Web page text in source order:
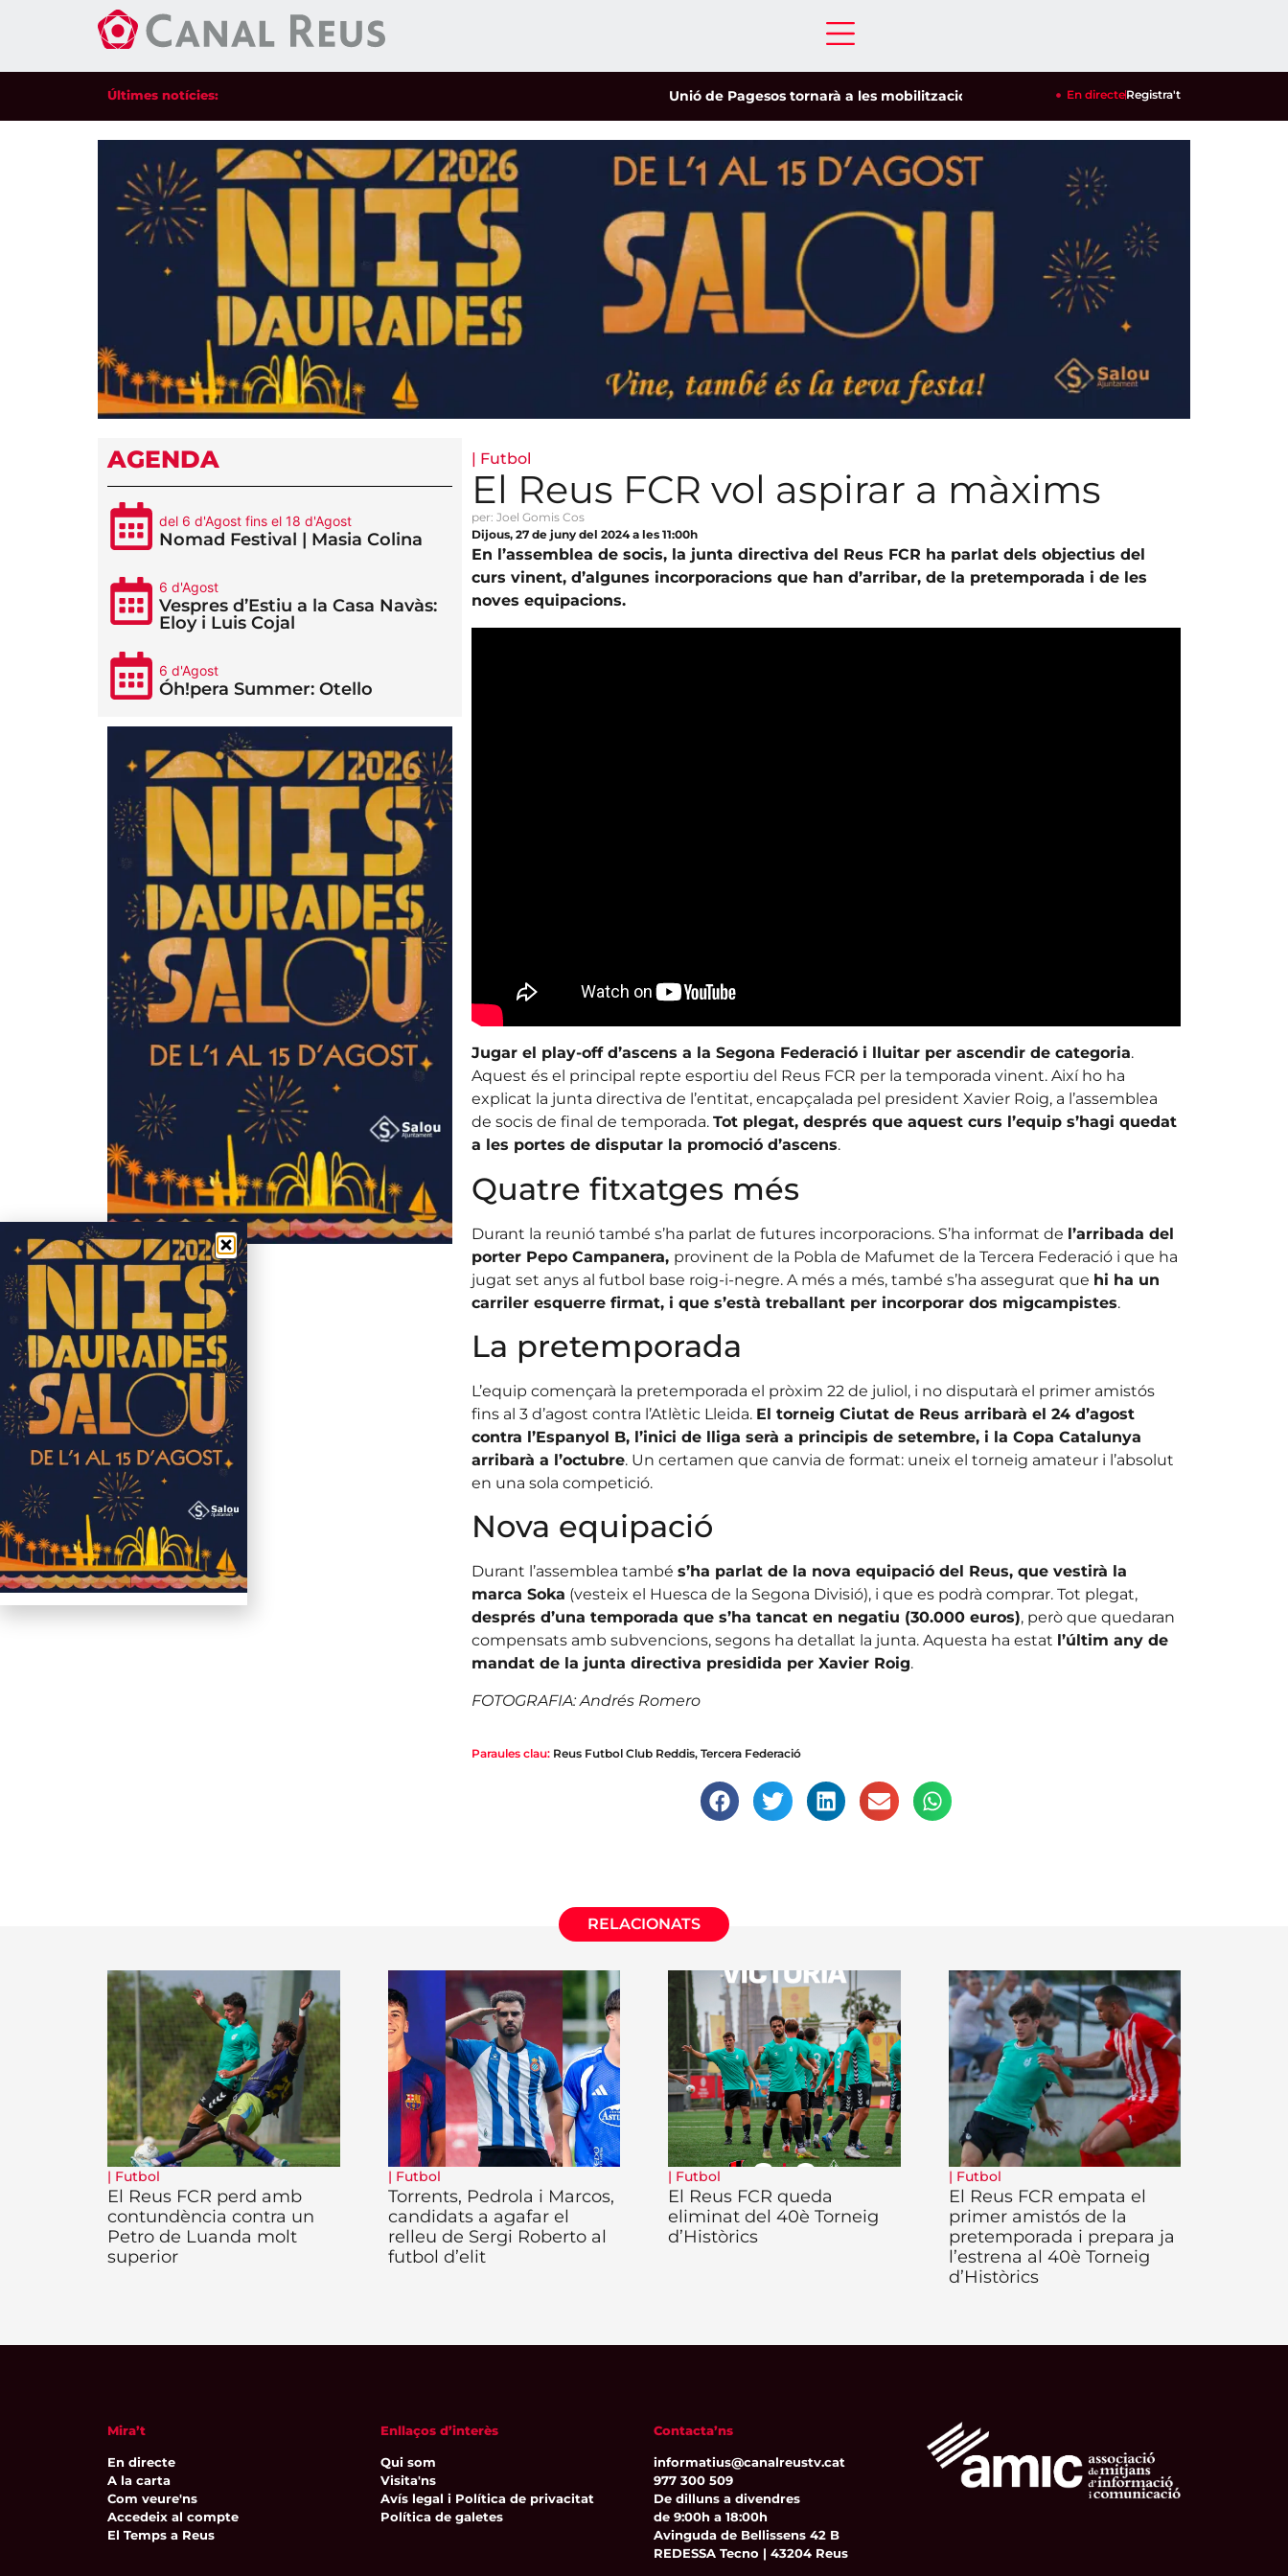
Últimes notícies: Unió de Pagesos tornarà a les mobilitzacions per defensar els cultius de la garrofa i l'ametlla
En directeRegistra't
AGENDA
del 6 d'Agost fins el 18 d'Agost
Nomad Festival | Masia Colina
6 d'Agost
Vespres d’Estiu a la Casa Navàs:
Eloy i Luis Cojal
6 d'Agost
Óh!pera Summer: Otello
| Futbol
El Reus FCR vol aspirar a màxims
per: Joel Gomis Cos
Dijous, 27 de juny del 2024 a les 11:00h
En l’assemblea de socis, la junta directiva del Reus FCR ha parlat dels objectius del
curs vinent, d’algunes incorporacions que han d’arribar, de la pretemporada i de les
noves equipacions.
Jugar el play-off d’ascens a la Segona Federació i lluitar per ascendir de categoria.
Aquest és el principal repte esportiu del Reus FCR per la temporada vinent. Així ho ha
explicat la junta directiva de l’entitat, encapçalada pel president Xavier Roig, a l’assemblea
de socis de final de temporada. Tot plegat, després que aquest curs l’equip s’hagi quedat
a les portes de disputar la promoció d’ascens.
Quatre fitxatges més
Durant la reunió també s’ha parlat de futures incorporacions. S’ha informat de l’arribada del
porter Pepo Campanera, provinent de la Pobla de Mafumet de la Tercera Federació i que ha
jugat set anys al futbol base roig-i-negre. A més a més, també s’ha assegurat que hi ha un
carriler esquerre firmat, i que s’està treballant per incorporar dos migcampistes.
La pretemporada
L’equip començarà la pretemporada el pròxim 22 de juliol, i no disputarà el primer amistós
fins al 3 d’agost contra l’Atlètic Lleida. El torneig Ciutat de Reus arribarà el 24 d’agost
contra l’Espanyol B, l’inici de lliga serà a principis de setembre, i la Copa Catalunya
arribarà a l’octubre. Un certamen que canvia de format: uneix el torneig amateur i l’absolut
en una sola competició.
Nova equipació
Durant l’assemblea també s’ha parlat de la nova equipació del Reus, que vestirà la
marca Soka (vesteix el Huesca de la Segona Divisió), i que es podrà comprar. Tot plegat,
després d’una temporada que s’ha tancat en negatiu (30.000 euros), però que quedaran
compensats amb subvencions, segons ha detallat la junta. Aquesta ha estat l’últim any de
mandat de la junta directiva presidida per Xavier Roig.
FOTOGRAFIA: Andrés Romero
Paraules clau: Reus Futbol Club Reddis, Tercera Federació
RELACIONATS
| Futbol
El Reus FCR perd amb
contundència contra un
Petro de Luanda molt
superior
| Futbol
Torrents, Pedrola i Marcos,
candidats a agafar el
relleu de Sergi Roberto al
futbol d’elit
| Futbol
El Reus FCR queda
eliminat del 40è Torneig
d’Històrics
| Futbol
El Reus FCR empata el
primer amistós de la
pretemporada i prepara ja
l’estrena al 40è Torneig
d’Històrics
Mira’t
En directe
A la carta
Com veure'ns
Accedeix al compte
El Temps a Reus
Enllaços d’interès
Qui som
Visita'ns
Avís legal i Política de privacitat
Política de galetes
Contacta’ns
informatius@canalreustv.cat
977 300 509
De dilluns a divendres
de 9:00h a 18:00h
Avinguda de Bellissens 42 B
REDESSA Tecno | 43204 Reus